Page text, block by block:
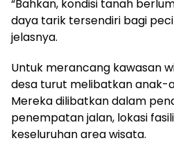
“Bahkan, kondisi tanah
daya tarik tersendiri bagi
jelasnya.
Untuk merancang kawasan
desa turut melibatkan anak-
Mereka dilibatkan dalam
penempatan jalan, lokasi
keseluruhan area wisata.